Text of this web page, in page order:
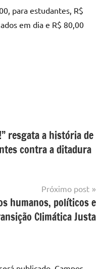
para estudantes, R$
em dia e R$ 80,00
resgata a história de
contra a ditadura
Próximo post
humanos, políticos e
Climática Justa